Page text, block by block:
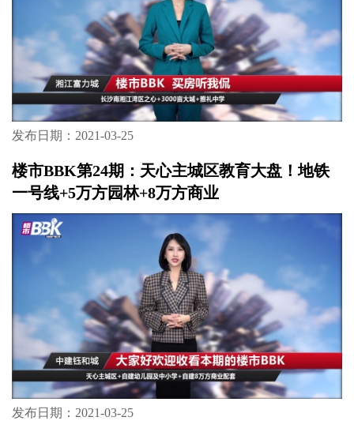
境，二环内罕见低密品质盘！
发布日期：2021-03-25
楼市BBK第23期：湘江湾区的“抢手货”！湘江
畔，雅礼旁，249万方不限购大城